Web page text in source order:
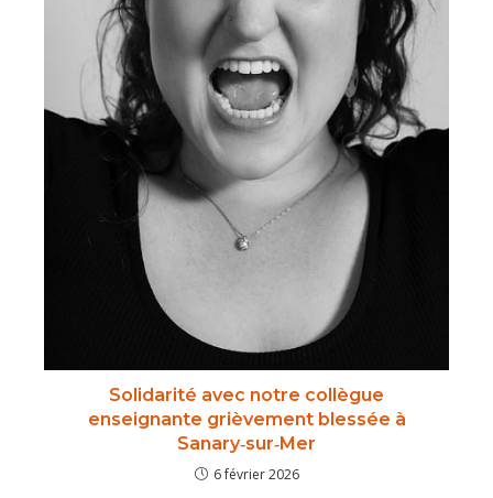
Solidarité avec notre collègue
enseignante grièvement blessée à
Sanary‑sur‑Mer
6 février 2026